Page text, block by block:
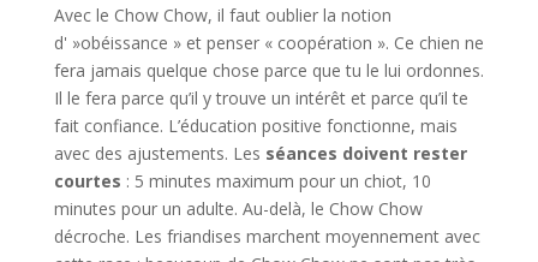
Avec le Chow Chow, il faut oublier la notion
d' »obéissance » et penser « coopération ». Ce chien ne
fera jamais quelque chose parce que tu le lui ordonnes.
Il le fera parce qu’il y trouve un intérêt et parce qu’il te
fait confiance. L’éducation positive fonctionne, mais
avec des ajustements. Les séances doivent rester
courtes : 5 minutes maximum pour un chiot, 10
minutes pour un adulte. Au-delà, le Chow Chow
décroche. Les friandises marchent moyennement avec